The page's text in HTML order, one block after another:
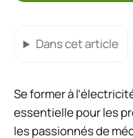
Dans cet article
Se former à
essentielle pour les
les passionnés de